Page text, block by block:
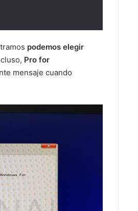
podemos elegir
Pro for
mensaje cuando